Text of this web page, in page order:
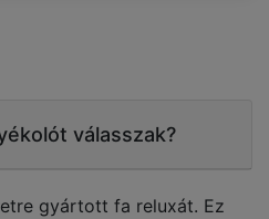
válasszak?
gyártott fa reluxát. Ez